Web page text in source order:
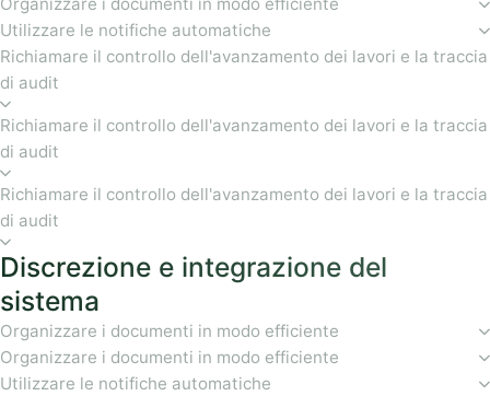
Organizzare i documenti in modo efficiente
Utilizzare le notifiche automatiche
Richiamare il controllo dell'avanzamento dei lavori e la traccia
di audit
Richiamare il controllo dell'avanzamento dei lavori e la traccia
di audit
Richiamare il controllo dell'avanzamento dei lavori e la traccia
di audit
Discrezione e integrazione del
sistema
Organizzare i documenti in modo efficiente
Organizzare i documenti in modo efficiente
Utilizzare le notifiche automatiche